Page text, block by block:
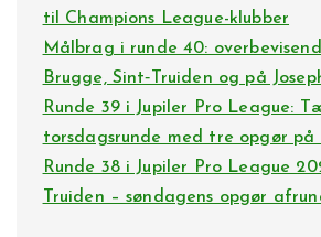
til Champions League-klubber
Målbrag i runde 40:
Brugge, Sint‑Truiden og på
Runde 39 i Jupiler Pro League:
torsdagsrunde med tre opgør på
Runde 38 i Jupiler Pro League
Truiden – søndagens opgør